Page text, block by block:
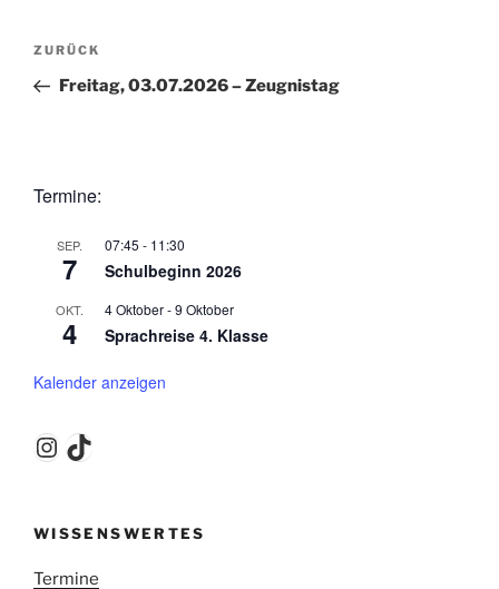
Beitragsnavigation
Vorheriger
Beitrag
ZURÜCK
Freitag, 03.07.2026 – Zeugnistag
Termine:
SEP.
7
07:45 - 11:30
Schulbeginn 2026
OKT.
4
4 Oktober-9 Oktober
Sprachreise 4. Klasse
Kalender anzeigen
Instagram
TikTok
WISSENSWERTES
Termine